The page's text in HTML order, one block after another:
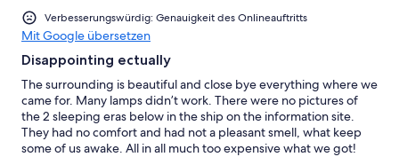
Verbesserungswürdig: Genauigkeit des Onlineauftritts
Mit Google übersetzen
Disappointing ectually
The surrounding is beautiful and close bye everything where we
came for. Many lamps didn’t work. There were no pictures of
the 2 sleeping eras below in the ship on the information site.
They had no comfort and had not a pleasant smell, what keep
some of us awake. All in all much too expensive what we got!